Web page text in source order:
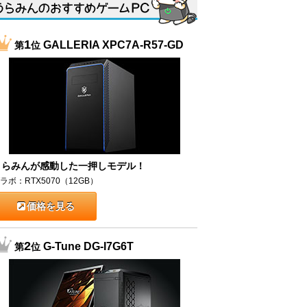
第1位GALLERIA XPC7A-R57-GD
みんが感動した一押しモデル！
ボ：RTX5070（12GB）
価格を見る
第2位G-Tune DG-I7G6T